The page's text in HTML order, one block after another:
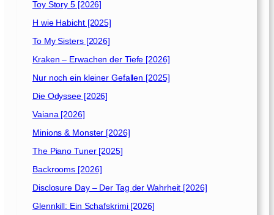
Toy Story 5 [2026]
H wie Habicht [2025]
To My Sisters [2026]
Kraken – Erwachen der Tiefe [2026]
Nur noch ein kleiner Gefallen [2025]
Die Odyssee [2026]
Vaiana [2026]
Minions & Monster [2026]
The Piano Tuner [2025]
Backrooms [2026]
Disclosure Day – Der Tag der Wahrheit [2026]
Glennkill: Ein Schafskrimi [2026]